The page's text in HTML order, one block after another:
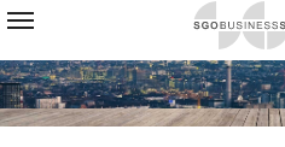
Zum Hauptinhalt springen
Navigationsblock überspringen
Toggle navigation